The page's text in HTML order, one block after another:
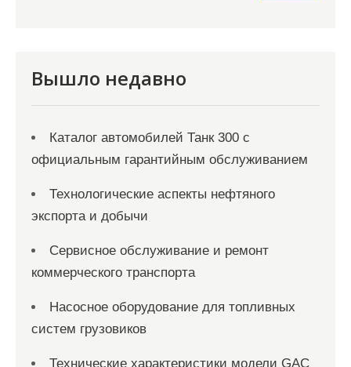
Вышло недавно
Каталог автомобилей Танк 300 с
официальным гарантийным обслуживанием
Технологические аспекты нефтяного
экспорта и добычи
Сервисное обслуживание и ремонт
коммерческого транспорта
Насосное оборудование для топливных
систем грузовиков
Технические характеристики модели GAC